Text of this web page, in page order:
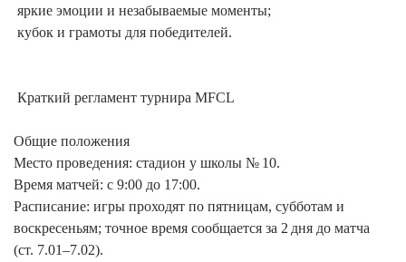
Общие положения
Место проведения: стадион у школы № 10.
Время матчей: с 9:00 до 17:00.
Расписание: игры проходят по пятницам, субботам и
воскресеньям; точное время сообщается за 2 дня до матча
(ст. 7.01–7.02).